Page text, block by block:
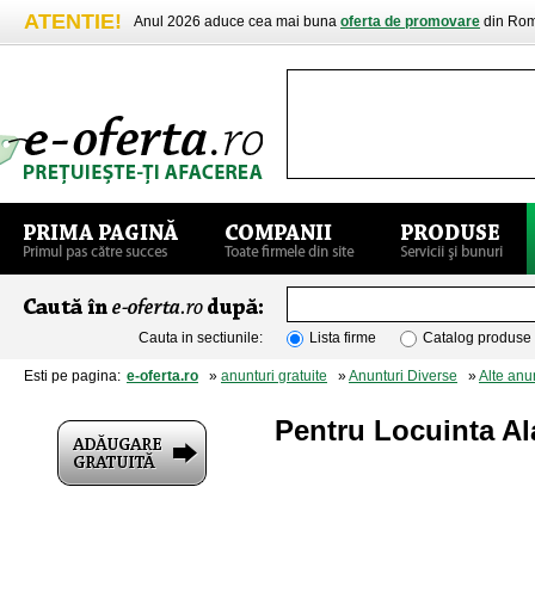
ATENTIE! Anul 2026 aduce cea mai buna oferta de promovare din
Cauta in sectiunile: Lista firme Catalog produse
Esti pe pagina: e-oferta.ro » anunturi gratuite »Anunturi Diverse »Alte
Pentru Locuinta